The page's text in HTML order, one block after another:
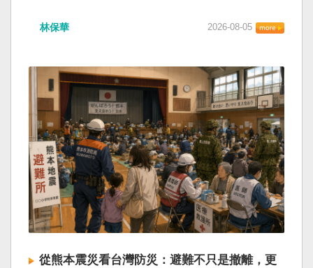
林保華 2026-08-05
從熊本震災看台灣防災：避難不只是撤離，更